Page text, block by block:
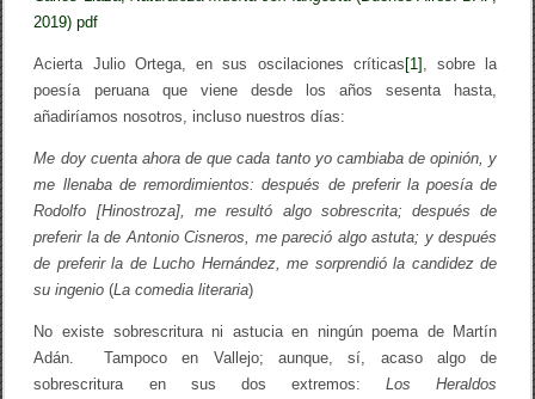
2019) pdf
Acierta Julio Ortega, en sus oscilaciones críticas [1] , sobre la
poesía peruana que viene desde los años sesenta hasta,
añadiríamos nosotros, incluso nuestros días:
Me doy cuenta ahora de que cada tanto yo cambiaba de opinión, y
me llenaba de remordimientos: después de preferir la poesía de
Rodolfo [Hinostroza], me resultó algo sobrescrita; después de
preferir la de Antonio Cisneros, me pareció algo astuta; y después
de preferir la de Lucho Hernández, me sorprendió la candidez de
su ingenio (La comedia literaria)
No existe sobrescritura ni astucia en ningún poema de Martín
Adán. Tampoco en Vallejo; aunque, sí, acaso algo de
sobrescritura en sus dos extremos:Los Heraldos